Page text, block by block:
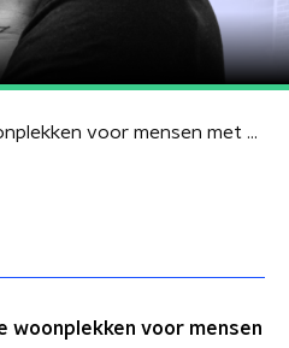
Tekort aan woonplekken voor mensen met zware psychische problemen
woonplekken voor mensen